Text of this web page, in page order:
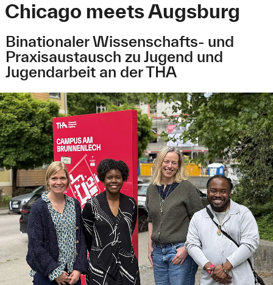
Chicago meets Augsburg
Binationaler Wissenschafts- und
Praxisaustausch zu Jugend und
Jugendarbeit an der THA